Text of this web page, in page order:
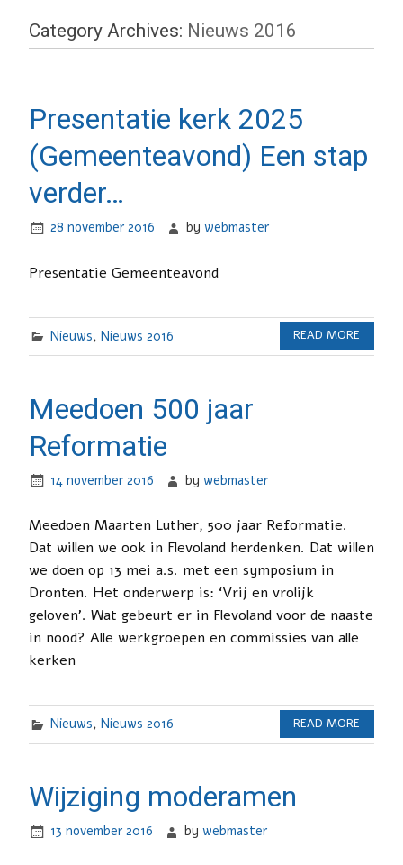
Category Archives: Nieuws 2016
Presentatie kerk 2025
(Gemeenteavond) Een stap
verder…
28 november 2016 bywebmaster
Presentatie Gemeenteavond
Nieuws, Nieuws 2016 READ MORE
Meedoen 500 jaar
Reformatie
14 november 2016 bywebmaster
Meedoen Maarten Luther, 500 jaar Reformatie.
Dat willen we ook in Flevoland herdenken. Dat willen
we doen op 13 mei a.s. met een symposium in
Dronten. Het onderwerp is: ‘Vrij en vrolijk
geloven’. Wat gebeurt er in Flevoland voor de naaste
in nood? Alle werkgroepen en commissies van alle
kerken
Nieuws, Nieuws 2016 READ MORE
Wijziging moderamen
13 november 2016 bywebmaster